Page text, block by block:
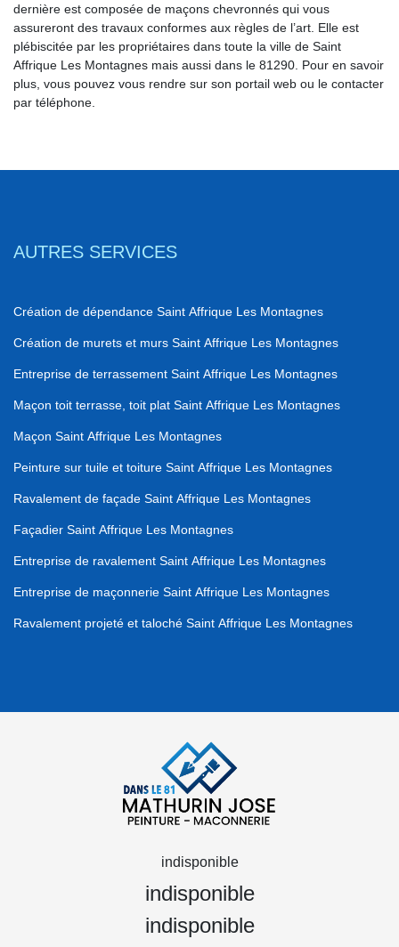
dernière est composée de maçons chevronnés qui vous
assureront des travaux conformes aux règles de l’art. Elle est
plébiscitée par les propriétaires dans toute la ville de Saint
Affrique Les Montagnes mais aussi dans le 81290. Pour en savoir
plus, vous pouvez vous rendre sur son portail web ou le contacter
par téléphone.
AUTRES SERVICES
Création de dépendance Saint Affrique Les Montagnes
Création de murets et murs Saint Affrique Les Montagnes
Entreprise de terrassement Saint Affrique Les Montagnes
Maçon toit terrasse, toit plat Saint Affrique Les Montagnes
Maçon Saint Affrique Les Montagnes
Peinture sur tuile et toiture Saint Affrique Les Montagnes
Ravalement de façade Saint Affrique Les Montagnes
Façadier Saint Affrique Les Montagnes
Entreprise de ravalement Saint Affrique Les Montagnes
Entreprise de maçonnerie Saint Affrique Les Montagnes
Ravalement projeté et taloché Saint Affrique Les Montagnes
indisponible
indisponible
indisponible